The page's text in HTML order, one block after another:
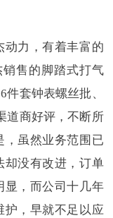
动力，有着丰富的
销售的脚踏式打气
套钟表螺丝批、
道商好评，不断所
，虽然业务范围已
却没有改进，订单
显，而公司十几年
护，早就不足以应